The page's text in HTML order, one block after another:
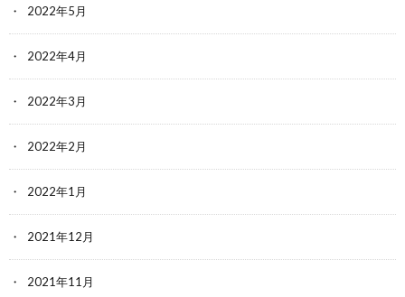
2022年5月
2022年4月
2022年3月
2022年2月
2022年1月
2021年12月
2021年11月